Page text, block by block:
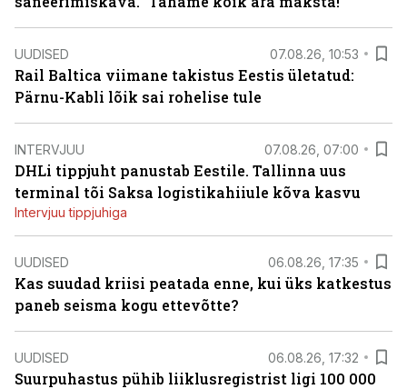
UUDISED 07.08.26, 10:53
Rail Baltica viimane takistus Eestis ületatud:
Pärnu-Kabli lõik sai rohelise tule
INTERVJUU 07.08.26, 07:00
DHLi tippjuht panustab Eestile. Tallinna uus
terminal tõi Saksa logistikahiiule kõva kasvu
Intervjuu tippjuhiga
UUDISED 06.08.26, 17:35
Kas suudad kriisi peatada enne, kui üks katkestus
paneb seisma kogu ettevõtte?
UUDISED 06.08.26, 17:32
Suurpuhastus pühib liiklusregistrist ligi 100 000